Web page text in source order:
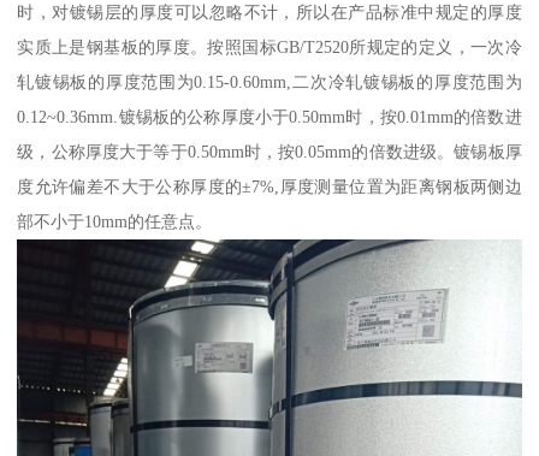
时，对镀锡层的厚度可以忽略不计，所以在产品标准中规定的厚度
实质上是钢基板的厚度。按照国标GB/T2520所规定的定义，一次冷
轧镀锡板的厚度范围为0.15-0.60mm,二次冷轧镀锡板的厚度范围为
0.12~0.36mm.镀锡板的公称厚度小于0.50mm时，按0.01mm的倍数进
级，公称厚度大于等于0.50mm时，按0.05mm的倍数进级。镀锡板厚
度允许偏差不大于公称厚度的±7%,厚度测量位置为距离钢板两侧边
部不小于10mm的任意点。